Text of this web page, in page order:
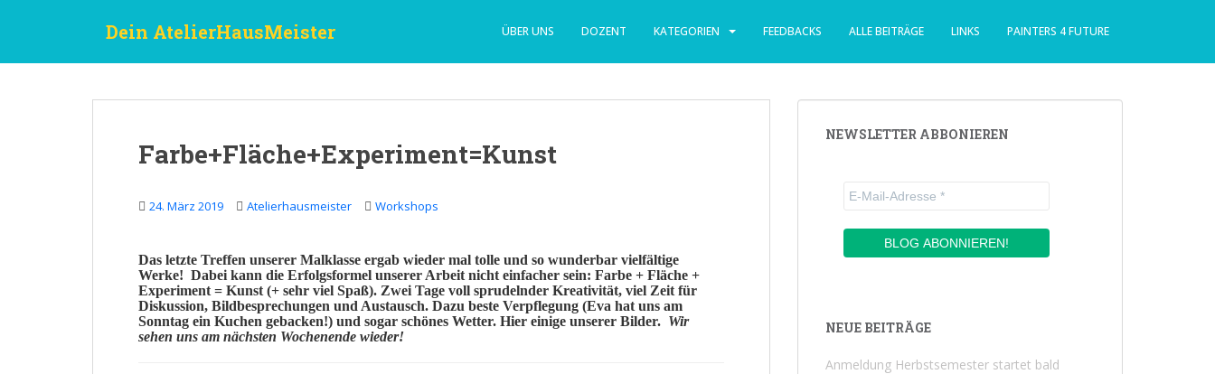
Dein AtelierHausMeister ÜBER UNS DOZENT KATEGORIEN FEEDBACKS ALLE BEITRÄGE LINKS PAINTERS 4 FUTURE
Farbe+Fläche+Experiment=Kunst
24. März 2019 Atelierhausmeister Workshops
Das letzte Treffen unserer Malklasse ergab wieder mal tolle und so wunderbar vielfältige
Werke! Dabei kann die Erfolgsformel unserer Arbeit nicht einfacher sein: Farbe + Fläche +
Experiment = Kunst (+ sehr viel Spaß). Zwei Tage voll sprudelnder Kreativität, viel Zeit für
Diskussion, Bildbesprechungen und Austausch. Dazu beste Verpflegung (Eva hat uns am
Sonntag ein Kuchen gebacken!) und sogar schönes Wetter. Hier einige unserer Bilder. Wir
sehen uns am nächsten Wochenende wieder!
NEWSLETTER ABBONIEREN
NEUE BEITRÄGE
Anmeldung Herbstsemester startet bald